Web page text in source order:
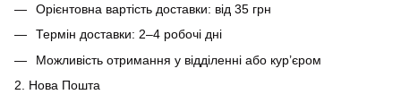
Орієнтовна вартість доставки: від 35 грн
Термін доставки: 2–4 робочі дні
Можливість отримання у відділенні або кур’єром
2. Нова Пошта